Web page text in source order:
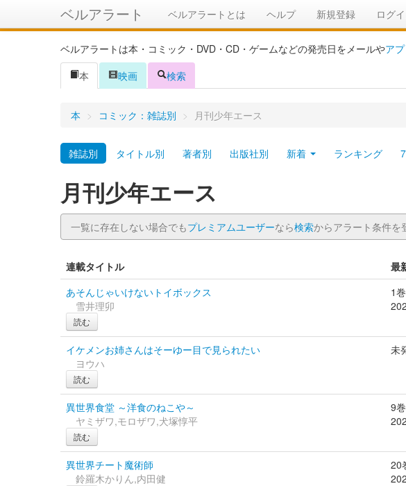
ベルアラート ベルアラートとは ヘルプ 新規登録 ログ
ベルアラートは本・コミック・DVD・CD・ゲームなどの発売日をメールやアプ
本
映画 検索
本 > コミック：雑誌別 > 月刊少年エース
雑誌別 タイトル別 著者別 出版社別 新着 ランキング
月刊少年エース
一覧に存在しない場合でもプレミアムユーザーなら検索からアラート条件を
連載タイトル 最
あそんじゃいけないトイボックス
雪井理卯
読む
1巻
イケメンお姉さんはそーゆー目で見られたい
ヨウハ
読む
未
異世界食堂 ～洋食のねこや～
ヤミザワ,モロザワ,犬塚惇平
読む
9巻
異世界チート魔術師
鈴羅木かりん,内田健
20